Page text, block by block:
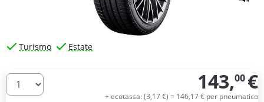
Turismo Estate
Quantità 143,00 €
+ ecotassa: (3,17€) = 146,17€ per pneumatico